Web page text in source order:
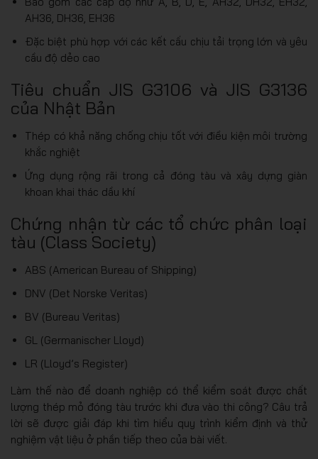
AH36, DH36, EH36
Đặc biệt phù hợp với các kết cấu chịu tải trọng lớn và yêu
cầu độ dẻo cao
Tiêu chuẩn JIS G3106 và JIS G3136
của Nhật Bản
Thép có khả năng chống chịu tốt với điều kiện môi trường
khắc nghiệt
Ứng dụng rộng rãi trong cả đóng tàu và xây dựng giàn
khoan khai thác dầu khí
Chứng nhận từ các tổ chức phân loại
tàu (Class Society)
ABS (American Bureau of Shipping)
DNV (Det Norske Veritas)
BV (Bureau Veritas)
GL (Germanischer Lloyd)
LR (Lloyd’s Register)
Làm thế nào để doanh nghiệp có thể kiểm soát được chất
lượng thép mỏ đóng tàu trước khi đưa vào thi công? Câu trả
lời sẽ được giải đáp khi tìm hiểu quy trình kiểm định và thử
nghiệm vật liệu ở phần tiếp theo của bài viết.